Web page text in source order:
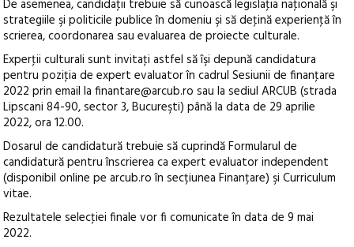
De asemenea, candidaţii trebuie să cunoască legislaţia naţională şi
strategiile şi politicile publice în domeniu şi să deţină experienţă în
scrierea, coordonarea sau evaluarea de proiecte culturale.
Experţii culturali sunt invitaţi astfel să îşi depună candidatura
pentru poziţia de expert evaluator în cadrul Sesiunii de finanţare
2022 prin email la finantare@arcub.ro sau la sediul ARCUB (strada
Lipscani 84-90, sector 3, Bucureşti) până la data de 29 aprilie
2022, ora 12.00.
Dosarul de candidatură trebuie să cuprindă Formularul de
candidatură pentru înscrierea ca expert evaluator independent
(disponibil online pe arcub.ro în secțiunea Finanțare) şi Curriculum
vitae.
Rezultatele selecţiei finale vor fi comunicate în data de 9 mai
2022.